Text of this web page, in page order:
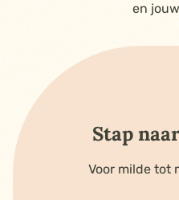
en
Stap
Voor milde tot